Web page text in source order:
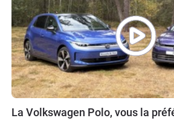
La Volkswagen Polo, vous la